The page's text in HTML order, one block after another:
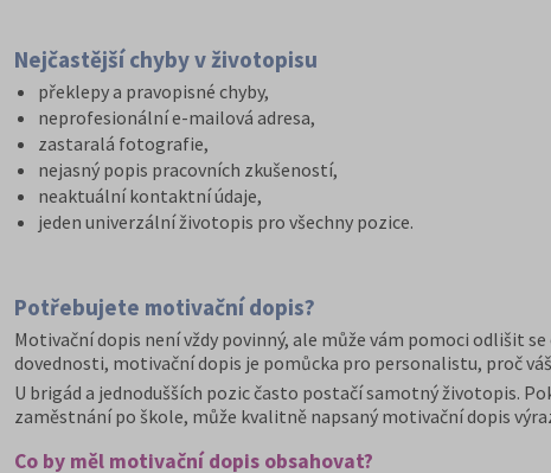
Nejčastější chyby v životopisu
překlepy a pravopisné chyby,
neprofesionální e-mailová adresa,
zastaralá fotografie,
nejasný popis pracovních zkušeností,
neaktuální kontaktní údaje,
jeden univerzální životopis pro všechny pozice.
Potřebujete motivační dopis?
Motivační dopis není vždy povinný, ale může vám pomoci odlišit
dovednosti, motivační dopis je pomůcka pro personalistu, proč
U brigád a jednodušších pozic často postačí samotný životopis.
zaměstnání po škole, může kvalitně napsaný motivační dopis
Co by měl motivační dopis obsahovat?